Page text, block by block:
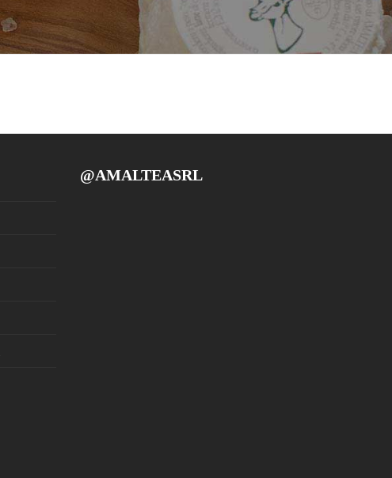
@AMALTEASRL